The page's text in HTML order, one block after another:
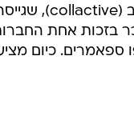
בזכות אחת
ספאמרים. כיום